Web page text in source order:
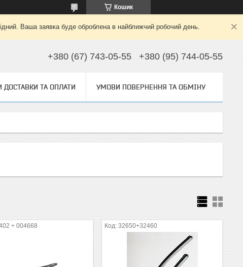
Кошик
Ваша заявка буде оброблена в найближчий робочий день.
+380 (67) 743-05-55 +380 (95) 744-05-55
ДОСТАВКИ ТА ОПЛАТИ УМОВИ ПОВЕРНЕННЯ ТА ОБМІНУ
+ 004668 32650+32460